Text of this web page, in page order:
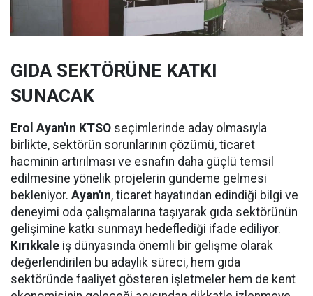
GIDA SEKTÖRÜNE KATKI
SUNACAK
Erol Ayan'ın KTSO seçimlerinde aday olmasıyla
birlikte, sektörün sorunlarının çözümü, ticaret
hacminin artırılması ve esnafın daha güçlü temsil
edilmesine yönelik projelerin gündeme gelmesi
bekleniyor. Ayan'ın, ticaret hayatından edindiği bilgi ve
deneyimi oda çalışmalarına taşıyarak gıda sektörünün
gelişimine katkı sunmayı hedeflediği ifade ediliyor.
Kırıkkale iş dünyasında önemli bir gelişme olarak
değerlendirilen bu adaylık süreci, hem gıda
sektöründe faaliyet gösteren işletmeler hem de kent